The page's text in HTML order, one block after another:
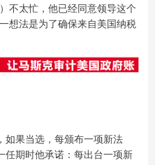
不太忙，他已经同意领导这个
想法是为了确保来自美国纳税
如果当选，每颁布一项新法
任期时他承诺：每出台一项新